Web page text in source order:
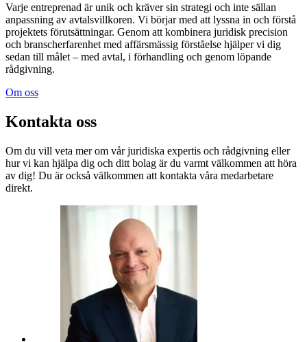
Varje entreprenad är unik och kräver sin strategi och inte sällan
anpassning av avtalsvillkoren. Vi börjar med att lyssna in och förstå
projektets förutsättningar. Genom att kombinera juridisk precision
och branscherfarenhet med affärsmässig förståelse hjälper vi dig
sedan till målet – med avtal, i förhandling och genom löpande
rådgivning.
Om oss
Kontakta oss
Om du vill veta mer om vår juridiska expertis och rådgivning eller
hur vi kan hjälpa dig och ditt bolag är du varmt välkommen att höra
av dig! Du är också välkommen att kontakta våra medarbetare
direkt.